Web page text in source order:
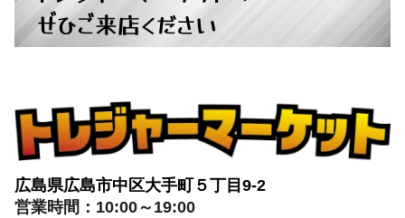
ぜひご来店ください
広島県広島市中区大手町５丁目9-2
営業時間：10:00～19:00